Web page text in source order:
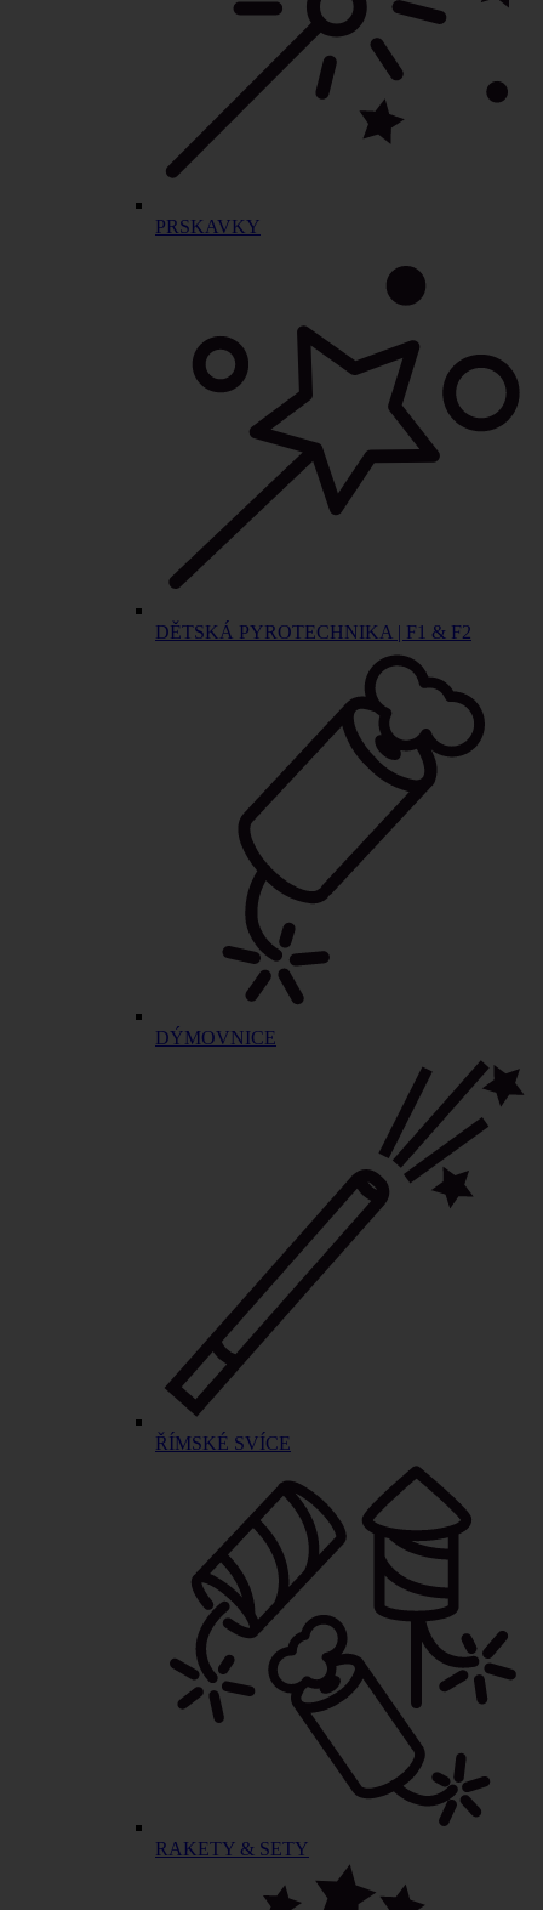
PRSKAVKY
DĚTSKÁ PYROTECHNIKA | F1 & F2
DÝMOVNICE
ŘÍMSKÉ SVÍCE
RAKETY & SETY